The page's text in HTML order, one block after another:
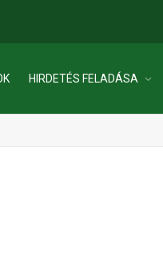
HIRDETÉS FELADÁSA